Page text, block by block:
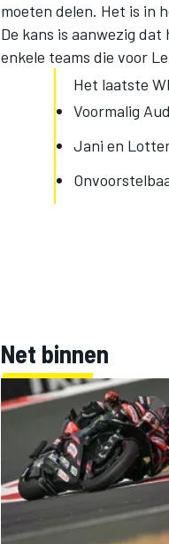
moeten delen. Het is in
De kans is aanwezig
enkele teams die voor
Het laatste
Voormalig
Jani en
Net binnen